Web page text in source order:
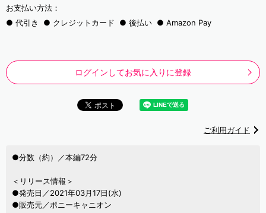
お支払い方法：
代引き
クレジットカード 後払い Amazon Pay
ログインしてお気に入りに登録
ご利用ガイド
●分数（約）／本編72分
＜リリース情報＞
●発売日／2021年03月17日(水)
●販売元／ポニーキャニオン